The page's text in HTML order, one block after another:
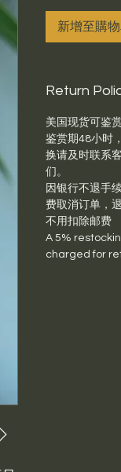
新增至購
Return
美国现货可鉴
鉴赏期48小时
换请及时联系
们。
因银行不退手
费取消订单，
不用扣除邮费
A 5%
charged for